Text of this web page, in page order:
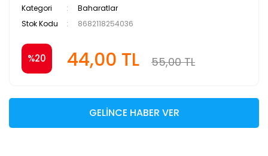
Kategori
Baharatlar
Stok Kodu
8682118254036
%20 44,00 TL 55,00 TL
GELİNCE HABER VER